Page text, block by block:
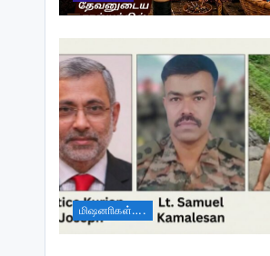
வாா்த்தை தரும் பெரு மகிழ்ச்சி
மிஷனாிகள்….